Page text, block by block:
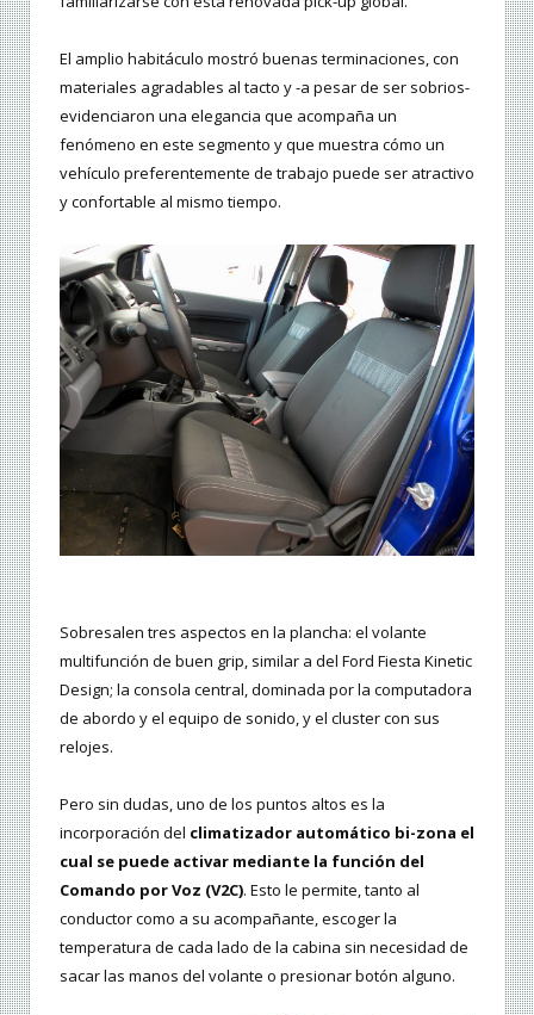
El amplio habitáculo mostró buenas terminaciones, con
materiales agradables al tacto y -a pesar de ser sobrios-
evidenciaron una elegancia que acompaña un
fenómeno en este segmento y que muestra cómo un
vehículo preferentemente de trabajo puede ser atractivo
y confortable al mismo tiempo.
Sobresalen tres aspectos en la plancha: el volante
multifunción de buen grip, similar a del Ford Fiesta Kinetic
Design; la consola central, dominada por la computadora
de abordo y el equipo de sonido, y el cluster con sus
relojes.
Pero sin dudas, uno de los puntos altos es la
incorporación del climatizador automático bi-zona el
cual se puede activar mediante la función del
Comando por Voz (V2C). Esto le permite, tanto al
conductor como a su acompañante, escoger la
temperatura de cada lado de la cabina sin necesidad de
sacar las manos del volante o presionar botón alguno.